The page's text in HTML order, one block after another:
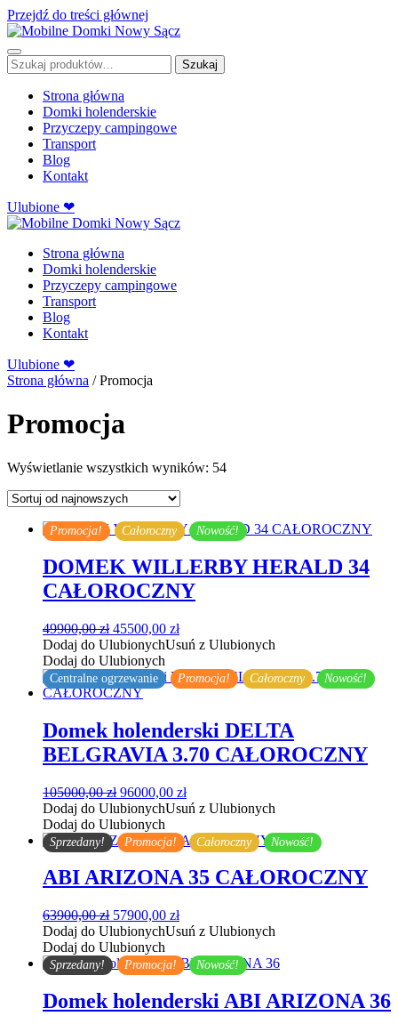
Przejdź do treści głównej
Szukaj: Szukaj
Strona główna
Domki holenderskie
Przyczepy campingowe
Transport
Blog
Kontakt
Ulubione ❤
Strona główna
Domki holenderskie
Przyczepy campingowe
Transport
Blog
Kontakt
Ulubione ❤
Strona główna / Promocja
Promocja
Wyświetlanie wszystkich wyników: 54Posortowane
Promocja! Całoroczny Nowość!
DOMEK WILLERBY HERALD 34
CAŁOROCZNY
49900,00zł Pierwotna
cena
wynosiła:
49900,00 zł.
45500,00 złAktualna
cena
45500,00 zł.
Dodaj do UlubionychUsuń z Ulubionych
Dodaj do Ulubionych
Centralne ogrzewanie Promocja! Całoroczny Nowość!
Domek holenderski DELTA
BELGRAVIA 3.70 CAŁOROCZNY
105000,00zł Pierwotna
cena
wynosiła:
105000,00 zł.
96000,00 złAktualna
cena
96000,00 zł.
Dodaj do UlubionychUsuń z Ulubionych
Dodaj do Ulubionych
Sprzedany! Promocja! Całoroczny Nowość!
ABI ARIZONA 35 CAŁOROCZNY
63900,00zł Pierwotna
cena
wynosiła:
63900,00 zł.
57900,00 złAktualna
cena
57900,00 zł.
Dodaj do UlubionychUsuń z Ulubionych
Dodaj do Ulubionych
Sprzedany! Promocja! Nowość!
Domek holenderski ABI ARIZONA 36